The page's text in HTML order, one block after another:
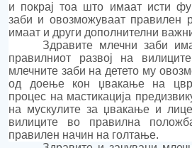
и покрај тоа што имаат исти
заби и овозможуваат правилен
имаат и други дополнителни
Здравите млечни заби
правилниот развој на
млечните заби на детето му
од доење кон џвакање на
процес на мастикација
на мускулите за џвакање и
вилиците во правилна
правилен начин на голтање.